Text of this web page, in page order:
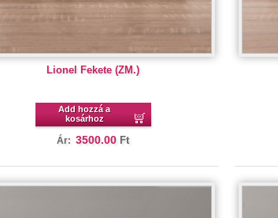
Lionel Fekete (ZM.)
Add hozzá a
kosárhoz
Ár: 3500.00 Ft